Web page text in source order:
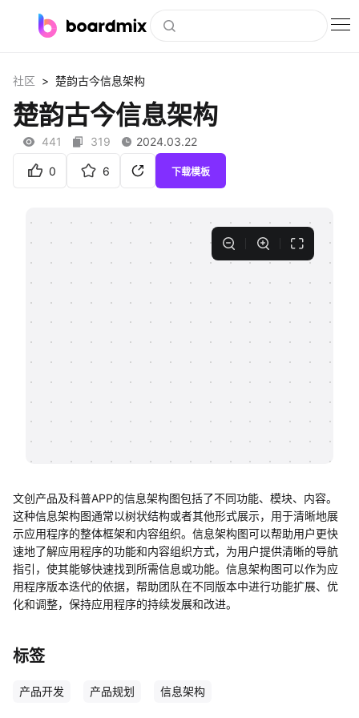
社区资源
下载
私有化部署
支持
帮助中心
社区 > 楚韵古今信息架构
楚韵古今信息架构
441 319 2024.03.22
0 6 下载模板
文创产品及科普APP的信息架构图包括了不同功能、模块、内容。
这种信息架构图通常以树状结构或者其他形式展示，用于清晰地展
示应用程序的整体框架和内容组织。信息架构图可以帮助用户更快
速地了解应用程序的功能和内容组织方式，为用户提供清晰的导航
指引，使其能够快速找到所需信息或功能。信息架构图可以作为应
用程序版本迭代的依据，帮助团队在不同版本中进行功能扩展、优
化和调整，保持应用程序的持续发展和改进。
标签
产品开发 产品规划 信息架构